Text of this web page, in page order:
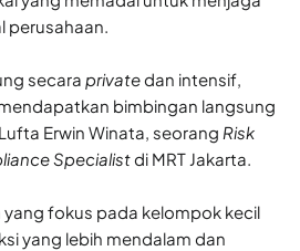
perusahaan.
secara privatedan intensif,
bimbingan langsung
Erwin Winata, seorang Risk
Specialistdi MRT Jakarta.
fokus pada kelompok kecil
yang lebih mendalam dan